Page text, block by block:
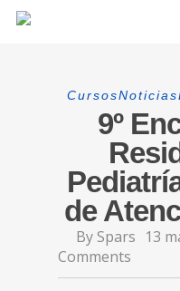
CursosNoticias
9º
de
By Spars 13
Comments